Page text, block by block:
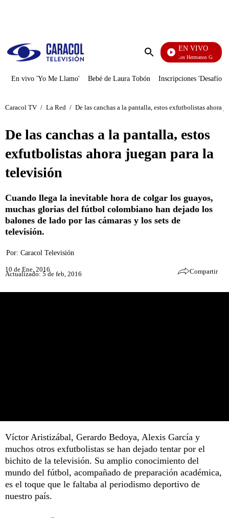
Enviar
EN VIVO
Cuentos De Los Hermanos Grimm
En vivo 'Yo Me Llamo' Bebé de Laura Tobón Inscripciones 'Desafío'
Caracol TV / La Red / De las canchas a la pantalla, estos exfutbolistas ahora
De las canchas a la pantalla, estos
exfutbolistas ahora juegan para la
televisión
Cuando llega la inevitable hora de colgar los guayos,
muchas glorias del fútbol colombiano han dejado los
balones de lado por las cámaras y los sets de
televisión.
Por: Caracol Televisión
10 de Ene, 2016
Actualizado: 5 de feb, 2016 Compartir
Víctor Aristizábal, Gerardo Bedoya, Alexis García y
muchos otros exfutbolistas se han dejado tentar por el
bichito de la televisión. Su amplio conocimiento del
mundo del fútbol, acompañado de preparación académica,
es el toque que le faltaba al periodismo deportivo de
nuestro país.